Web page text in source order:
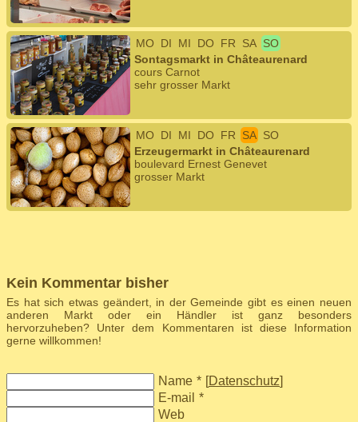
MO DI MI DO FR SA SO
Sontagsmarkt in Châteaurenard
cours Carnot
sehr grosser Markt
MO DI MI DO FR SA SO
Erzeugermarkt in Châteaurenard
boulevard Ernest Genevet
grosser Markt
Kein Kommentar bisher
Es hat sich etwas geändert, in der Gemeinde gibt es einen neuen
anderen Markt oder ein Händler ist ganz besonders
hervorzuheben? Unter dem Kommentaren ist diese Information
gerne willkommen!
Name * [Datenschutz]
E-mail *
Web